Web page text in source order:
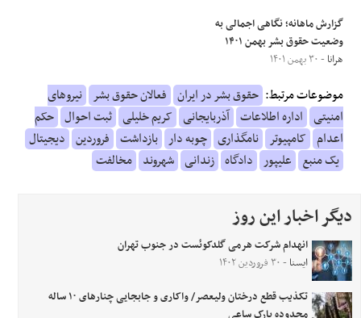
گزارش ماهانه؛ نگاهی اجمالی به
وضعیت حقوق بشر بهمن ۱۴۰۱
هرانا - ۳۰ بهمن ۱۴۰۱
موضوعات مرتبط: حقوق بشر در ایران فعالان حقوق بشر نیروهای
امنیتی اداره اطلاعات آذربایجانی کریم خلیلی ثبت احوال حکم
اعدام کامپیوتر نامگذاری چوبه دار بازداشت فروردین دیجیتال
یک منبع علیپور دادگاه زندانی شهروند مخالفت
دیگر اخبار این روز
انهدام شرکت هرمی گلدکوئست در جنوب تهران
ایسنا - ۳۰ فروردین ۱۴۰۲
تکذیب قطع درختان ولیعصر/ واکاری و جابجایی چنارهای ۱۰ ساله